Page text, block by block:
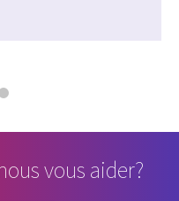
vous aider?